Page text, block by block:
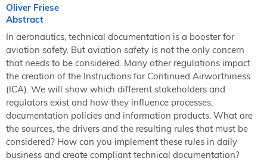
Stellenangebote
Stellengesuche
Dienstleister
Regionalgruppen
Downloadbereich
Oliver Friese
Abstract
In aeronautics, technical documentation is a booster for
aviation safety. But aviation safety is not the only concern
that needs to be considered. Many other regulations impact
the creation of the Instructions for Continued Airworthiness
(ICA). We will show which different stakeholders and
regulators exist and how they influence processes,
documentation policies and information products. What are
the sources, the drivers and the resulting rules that must be
considered? How can you implement these rules in daily
business and create compliant technical documentation?